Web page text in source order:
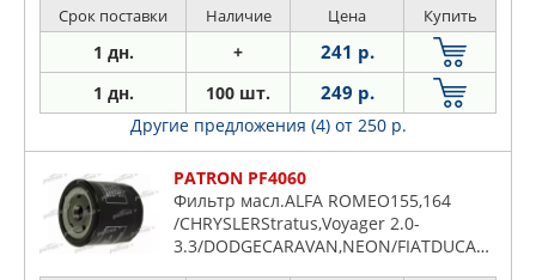
/RENAULT:Laguna I-III ,Kangoo,Megane
1.5dCi
Срок поставки Наличие Цена Купить
1 дн. + 241 р.
1 дн. 100 шт. 249 р.
Другие предложения (4) от 250 р.
PATRON PF4060
Фильтр масл.ALFA ROMEO155,164
/CHRYSLERStratus,Voyager 2.0-
3.3/DODGECARAVAN,NEON/FIATDUCATO,Uno,Tipo